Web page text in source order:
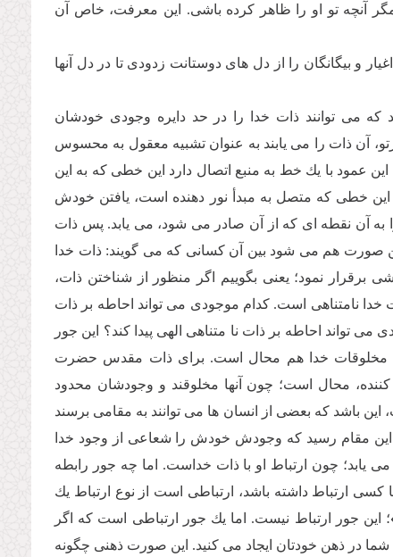
آنچه تو او را ظاهر كرده باشى. این معرفت، خاص آن
و بیگانگان را از دل هاى دوستانت زدودى تا در دل آنها
مى توانند ذات خدا را در حد دایره وجودى خودشان
آن ذات را مى یابند به عنوان تشبیه معقول به محسوس
عمود با یك خط به منبع اتصال دارد این خطى كه به این
خطى كه متصل به مبدأ نور دهنده است، یافتن خودش
به آن نقطه اى كه از آن صادر مى شود، مى یابد. پس ذات
صورت هم مى شود بین آن كسانى كه مى گویند: ذات خدا
نمود؛ یعنى بگوییم اگر منظور از شناختن ذات،
نامتناهى است. كدام موجودى مى تواند احاطه بر ذات
تواند احاطه بر ذات نا متناهى الهى پیدا كند؟ این جور
مخلوقات خدا هم محال است. براى ذات مقدس حضرت
محال است؛ چون آنها مخلوقند و وجودشان محدود
این باشد كه بعضى از انسان ها مى توانند به مقامى برسند
این مقام رسید كه وجودش خودش را شعاعى از وجود خدا
یابد؛ چون ارتباط او با ذات خداست. اما چه جور رابطه
كسى ارتباط داشته باشد، ارتباطى است از نوع ارتباط یك
؛ این جور ارتباط نیست. اما یك جور ارتباطى است كه اگر
در ذهن خودتان ایجاد مى كنید. این صورت ذهنى چگونه